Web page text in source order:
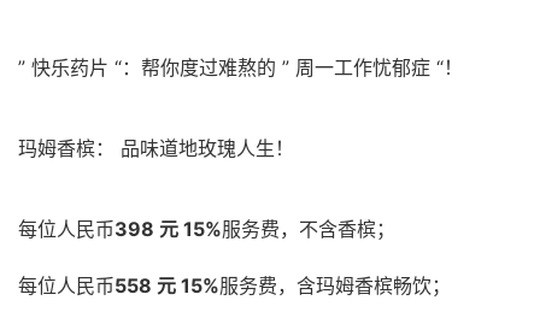
” 快乐药片 “：帮你度过难熬的 ” 周一工作忧郁症 “！
玛姆香槟： 品味道地玫瑰人生！
每位人民币398 元 15%服务费，不含香槟；
每位人民币558 元 15%服务费，含玛姆香槟畅饮；